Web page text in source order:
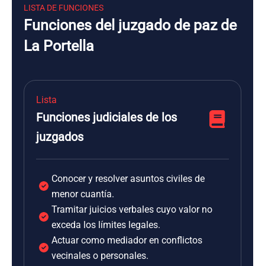
LISTA DE FUNCIONES
Funciones del juzgado de paz de
La Portella
Lista
Funciones judiciales de los
juzgados
Conocer y resolver asuntos civiles de
menor cuantía.
Tramitar juicios verbales cuyo valor no
exceda los límites legales.
Actuar como mediador en conflictos
vecinales o personales.